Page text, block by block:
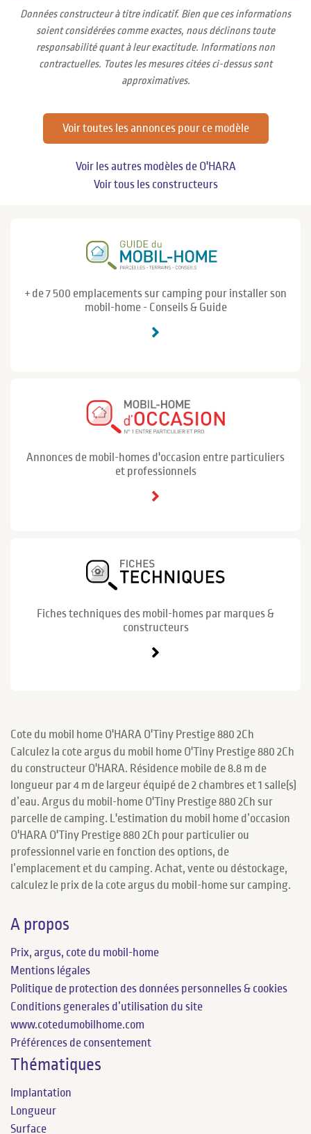
Données constructeur à titre indicatif. Bien que ces informations
soient considérées comme exactes, nous déclinons toute
responsabilité quant à leur exactitude. Informations non
contractuelles. Toutes les mesures citées ci-dessus sont
approximatives.
Voir toutes les annonces pour ce modèle
Voir les autres modèles de O'HARA
Voir tous les constructeurs
+ de 7 500 emplacements sur camping pour installer son
mobil-home - Conseils & Guide
Annonces de mobil-homes d'occasion entre particuliers
et professionnels
Fiches techniques des mobil-homes par marques &
constructeurs
Cote du mobil home O'HARA O'Tiny Prestige 880 2Ch
Calculez la cote argus du mobil home O'Tiny Prestige 880 2Ch
du constructeur O'HARA. Résidence mobile de 8.8 m de
longueur par 4 m de largeur équipé de 2 chambres et 1 salle(s)
d’eau. Argus du mobil-home O'Tiny Prestige 880 2Ch sur
parcelle de camping. L'estimation du mobil home d’occasion
O'HARA O'Tiny Prestige 880 2Ch pour particulier ou
professionnel varie en fonction des options, de
l’emplacement et du camping. Achat, vente ou déstockage,
calculez le prix de la cote argus du mobil-home sur camping.
A propos
Prix, argus, cote du mobil-home
Mentions légales
Politique de protection des données personnelles & cookies
Conditions generales d’utilisation du site
www.cotedumobilhome.com
Préférences de consentement
Thématiques
Implantation
Longueur
Surface